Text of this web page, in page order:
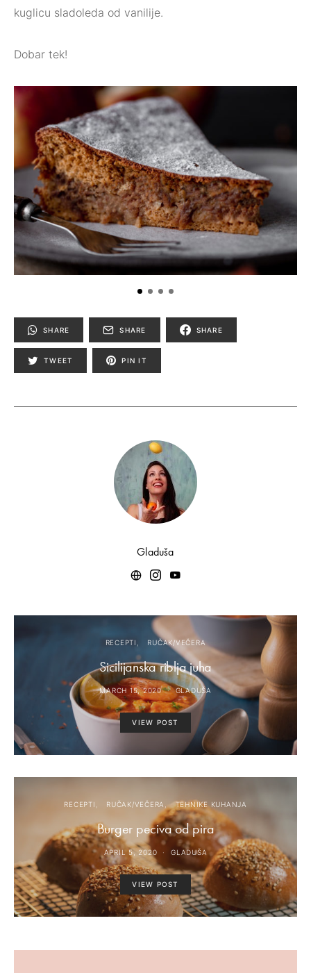
kuglicu sladoleda od vanilije.
Dobar tek!
SHARE SHARE SHARE
TWEET PIN IT
Gladuša
RECEPTI RUČAK/VEČERA
Sicilijanska riblja juha
MARCH 15, 2020 GLADUŠA
VIEW POST
RECEPTI RUČAK/VEČERA TEHNIKE KUHANJA
Burger peciva od pira
APRIL 5, 2020 GLADUŠA
VIEW POST